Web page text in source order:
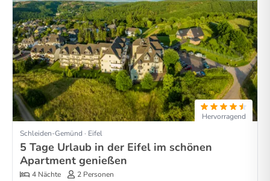
Hervorragend
Schleiden-Gemünd · Eifel
5 Tage Urlaub in der Eifel im schönen
Apartment genießen
4 Nächte 2 Personen